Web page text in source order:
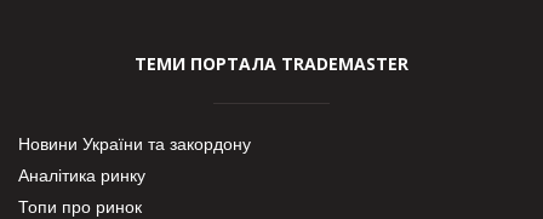
ТЕМИ ПОРТАЛА TRADEMASTER
Новини України та закордону
Аналітика ринку
Топи про ринок